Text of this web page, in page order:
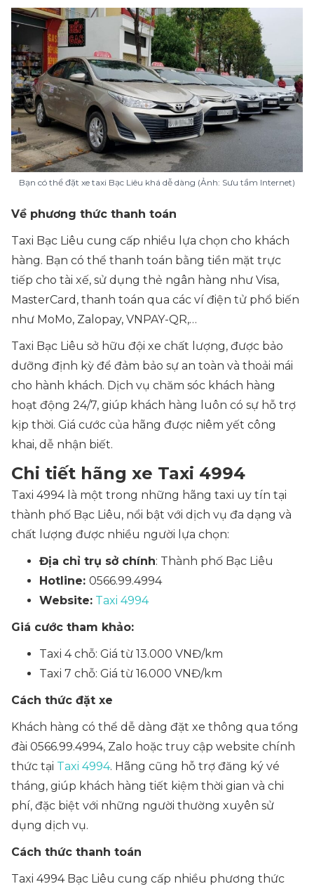
Bạn có thể đặt xe taxi Bạc Liêu khá dễ dàng (Ảnh: Sưu tầm Internet)
Về phương thức thanh toán
Taxi Bạc Liêu cung cấp nhiều lựa chọn cho khách
hàng. Bạn có thể thanh toán bằng tiền mặt trực
tiếp cho tài xế, sử dụng thẻ ngân hàng như Visa,
MasterCard, thanh toán qua các ví điện tử phổ biến
như MoMo, Zalopay, VNPAY-QR,…
Taxi Bạc Liêu sở hữu đội xe chất lượng, được bảo
dưỡng định kỳ để đảm bảo sự an toàn và thoải mái
cho hành khách. Dịch vụ chăm sóc khách hàng
hoạt động 24/7, giúp khách hàng luôn có sự hỗ trợ
kịp thời. Giá cước của hãng được niêm yết công
khai, dễ nhận biết.
Chi tiết hãng xe Taxi 4994
Taxi 4994 là một trong những hãng taxi uy tín tại
thành phố Bạc Liêu, nổi bật với dịch vụ đa dạng và
chất lượng được nhiều người lựa chọn:
Địa chỉ trụ sở chính: Thành phố Bạc Liêu
Hotline: 0566.99.4994
Website: Taxi 4994
Giá cước tham khảo:
Taxi 4 chỗ: Giá từ 13.000 VNĐ/km
Taxi 7 chỗ: Giá từ 16.000 VNĐ/km
Cách thức đặt xe
Khách hàng có thể dễ dàng đặt xe thông qua tổng
đài 0566.99.4994, Zalo hoặc truy cập website chính
thức tại Taxi 4994. Hãng cũng hỗ trợ đăng ký vé
tháng, giúp khách hàng tiết kiệm thời gian và chi
phí, đặc biệt với những người thường xuyên sử
dụng dịch vụ.
Cách thức thanh toán
Taxi 4994 Bạc Liêu cung cấp nhiều phương thức